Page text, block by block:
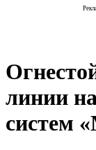
линии
систем